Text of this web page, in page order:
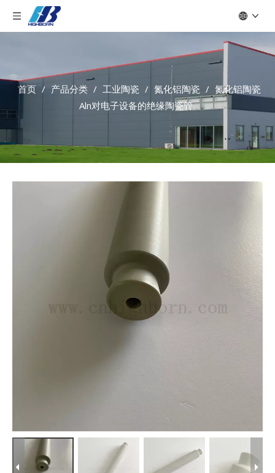
首页 / 产品分类 / 工业陶瓷 / 氮化铝陶瓷 / 氮化铝陶瓷
Aln对电子设备的绝缘陶瓷管